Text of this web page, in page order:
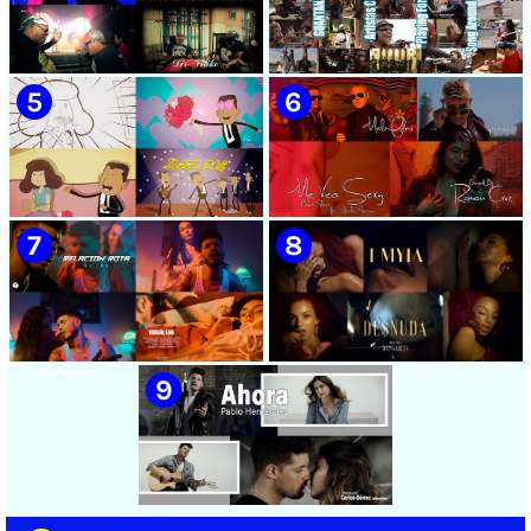
🟡 Chacal - ¨No Volveré¨ -
Videoclip - Dirección: Adrián
Sánchez Ávila
🟡 Adrián Berazaín & Luna
Manzanares - ¨Ya es
después¨ - Videoclip -
Dirección: Lester Hamlet
🟡 Sweet Lizzy Project -
¨Nothing Lasts¨ - Videoclip -
Dirección: Víctor Vinuesa
(Vitiko)
🟡 75 Artistas Cubanos
¨Guantanamera¨ - Playing
For Change - Song Around
The World
🟡 Zafiros - ¨Un nombre de
mujer¨ - Proyecto Anima
EGREM - Videoclip Animado
- Dirección: Landy García
🟡 Máxima Alerta & Eduardo
Antonio - ¨Me veo sexy¨ -
Videoclip - Dirección:
Ramón Cruz
🟡 Naldo - ¨Relación rota¨ 📺
Videoclip - 🎬 Director: Visual
EME
🟢 Sai Losada | ¨Desnuda¨ |
Directora: Day García |
Videoclip | Música Urbana